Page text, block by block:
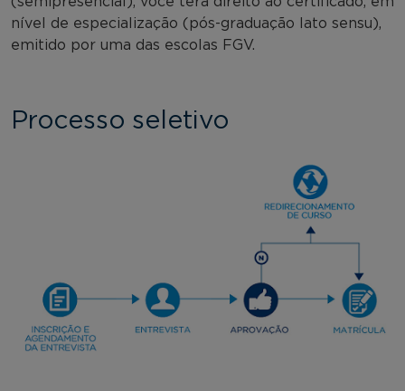
nível de especialização (pós-graduação lato sensu),
emitido por uma das escolas FGV.
Processo seletivo